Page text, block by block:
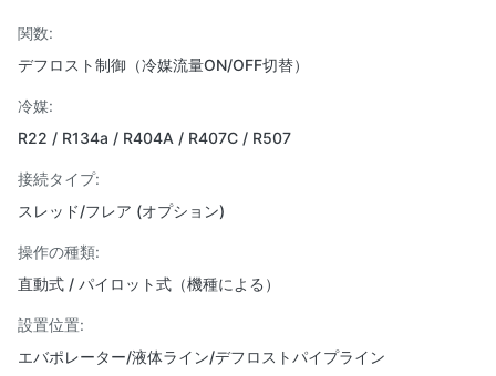
関数:
デフロスト制御（冷媒流量ON/OFF切替）
冷媒:
R22 / R134a / R404A / R407C / R507
接続タイプ:
スレッド/フレア (オプション)
操作の種類:
直動式 / パイロット式（機種による）
設置位置:
エバポレーター/液体ライン/デフロストパイプライン